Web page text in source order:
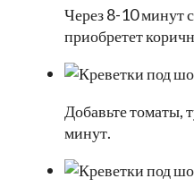
Через 8-10 минут
приобретет
Добавьте томаты,
минут.